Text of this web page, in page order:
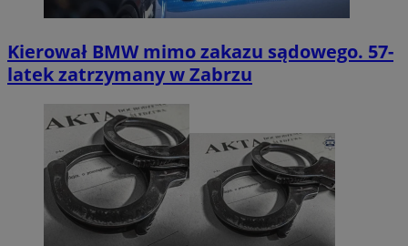
Kierował BMW mimo zakazu sądowego. 57-
latek zatrzymany w Zabrzu